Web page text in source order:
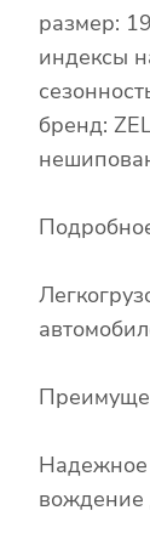
размер:
индексы
бренд:
Надежное
вождение